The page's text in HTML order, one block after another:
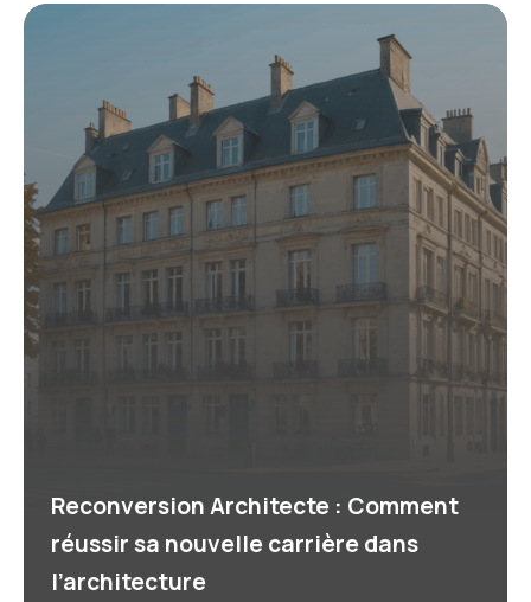
Reconversion Architecte : Comment
réussir sa nouvelle carrière dans
l’architecture